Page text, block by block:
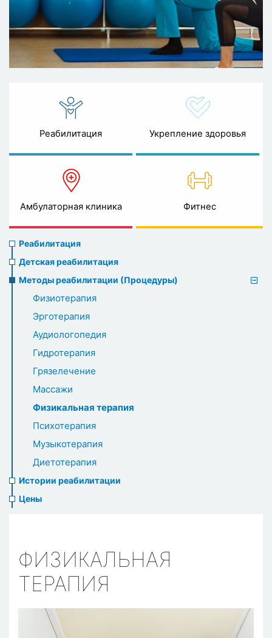
Реабилитация Укрепление здоровья
Амбулаторная клиника Фитнес
Rehabilitation
menu
Реабилитация
Детская реабилитация
Методы реабилитации (Процедуры)
Физиотерапия
Эрготерапия
Аудиологопедия
Гидротерапия
Грязелечение
Массажи
Физикальная терапия
Психотерапия
Музыкотерапия
Диетотерапия
Истории реабилитации
Цены
ФИЗИКАЛЬНАЯ
ТЕРАПИЯ